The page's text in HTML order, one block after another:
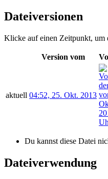
Dateiversionen
Klicke auf einen Zeitpunkt, um
Version vom
aktuell 04:52, 25. Okt. 2013
Du kannst diese Datei
Dateiverwendung